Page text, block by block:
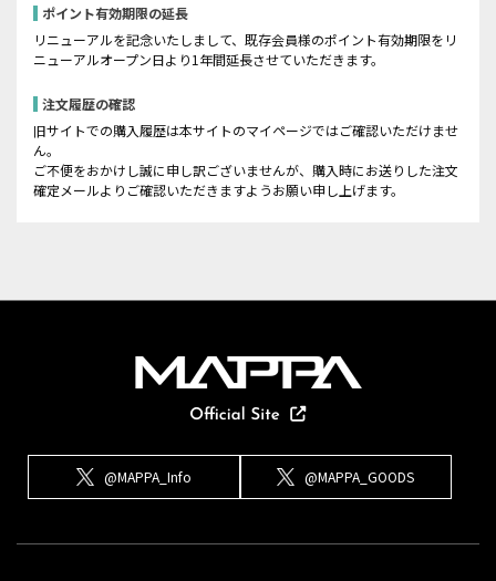
ポイント有効期限の延長
リニューアルを記念いたしまして、既存会員様のポイント有効期限をリ
ニューアルオープン日より1年間延長させていただきます。
注文履歴の確認
旧サイトでの購入履歴は本サイトのマイページではご確認いただけませ
ん。
ご不便をおかけし誠に申し訳ございませんが、購入時にお送りした注文
確定メールよりご確認いただきますようお願い申し上げます。
@MAPPA_Info @MAPPA_GOODS